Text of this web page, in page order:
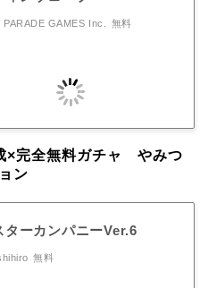
PARADE GAMES Inc. 無料
×完全無料ガチャ やみつ
ン
ターカンパニーVer.6
無料